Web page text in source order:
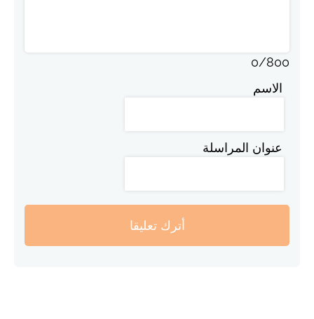
0/800
الاسم
عنوان المراسلة
أترك تعليقا